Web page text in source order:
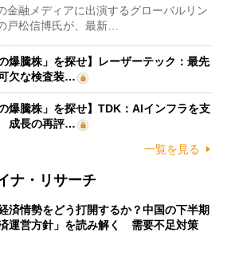
融メディアに出演するグローバルリン
戸松信博氏が、最新…
爆騰株」を探せ】レーザーテック：最先
欠な検査装…
爆騰株」を探せ】TDK：AIインフラを支
成長の再評…
一覧を見る
ナ・リサーチ
済情勢をどう打開するか？中国の下半期
運営方針」を読み解く 需要不足対策